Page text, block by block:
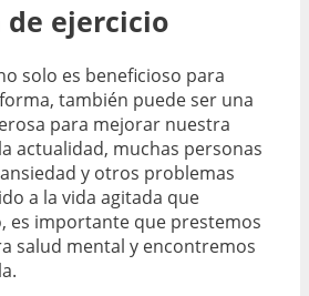
ejercicio
solo es beneficioso para
también puede ser una
para mejorar nuestra
actualidad, muchas personas
y otros problemas
a la vida agitada que
es importante que prestemos
salud mental y encontremos